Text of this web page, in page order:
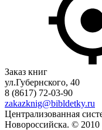
Заказ книг
ул.Губернского, 40
8 (8617) 72-03-90
zakazknig@bibldetky.ru
Централизованная
Новороссийска. © 2010